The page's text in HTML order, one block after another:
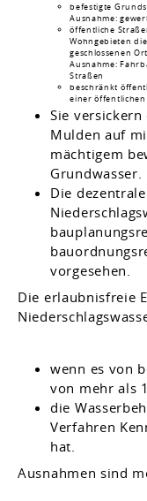
befestigte
Ausnahme:
öffentliche
Wohngebieten
geschlossenen
Ausnahme:
Straßen
beschränkt
einer öffentlichen
Sie
Mulden auf
mächtigem
Grundwasser.
Die
vorgesehen.
Die erlaubnisfreie
wenn es von
von mehr als
die
Verfahren
hat.
Ausnahmen sind